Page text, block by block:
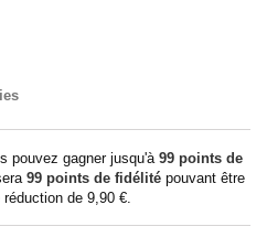
pouvez gagner jusqu'à 99 points de
99 points de fidélité pouvant être
de 9,90 €.